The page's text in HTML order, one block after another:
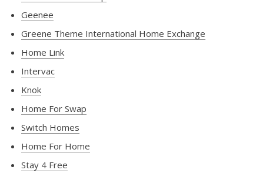
Geenee
Greene Theme International Home Exchange
Home Link
Intervac
Knok
Home For Swap
Switch Homes
Home For Home
Stay 4 Free